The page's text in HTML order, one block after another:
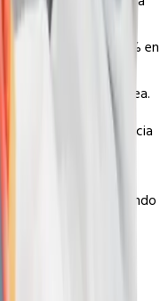
plazas limitadas en
la carrera 100% en
los primeros
y en la Unión Europea.
brindando experiencia
de
estudiar en el
internacional, facilitando
países y la
teoría y práctica,